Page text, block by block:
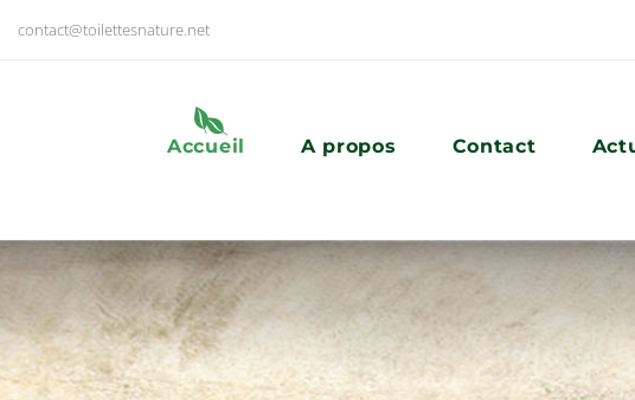
contact@toilettesnature.net
Accueil A propos Contact